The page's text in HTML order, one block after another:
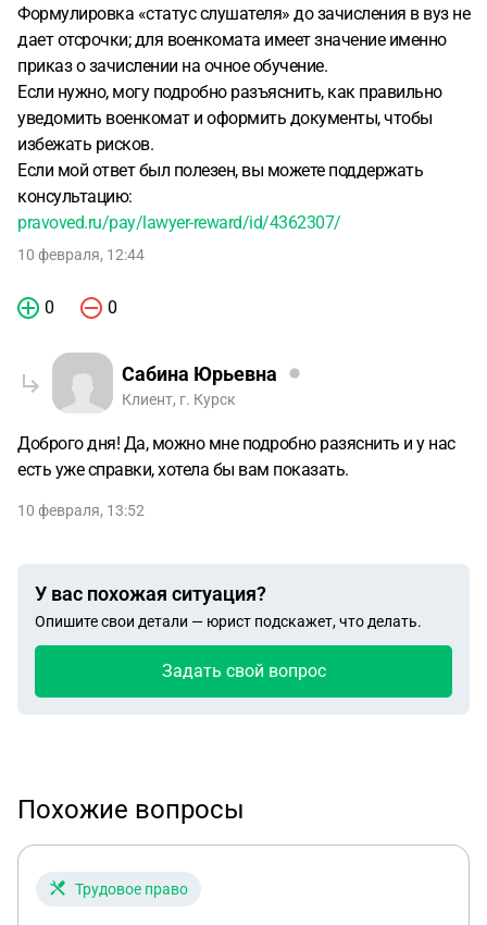
Формулировка «статус слушателя» до зачисления в вуз не
дает отсрочки; для военкомата имеет значение именно
приказ о зачислении на очное обучение.
Если нужно, могу подробно разъяснить, как правильно
уведомить военкомат и оформить документы, чтобы
избежать рисков.
Если мой ответ был полезен, вы можете поддержать
консультацию:
pravoved.ru/pay/lawyer-reward/id/4362307/
10 февраля, 12:44
0 0
Сабина Юрьевна
Клиент, г. Курск
Доброго дня! Да, можно мне подробно разяснить и у нас
есть уже справки, хотела бы вам показать.
10 февраля, 13:52
У вас похожая ситуация?
Опишите свои детали — юрист подскажет, что делать.
Задать свой вопрос
Похожие вопросы
Трудовое право